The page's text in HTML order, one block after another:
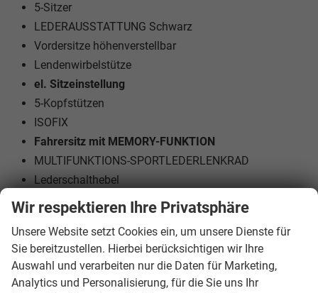
5-Sitzer
LEDERAUSSTATTUNG Schwarz
Vordersitze höhenverstellbar
Lendenwirbelstütze
el. Sitzeinstellung
5-Kopfstützen
ISOFIX
Fahrersitz mit MEMORY-FUNKTION
MULTIFUNKTIONS-SPORTLEDERLENKRAD
Lederschalthebel
Lenksäule höhenverstellbar
Schaltwippen am Lenkrad
Mittelarmlehne
Dekorleisten
teilbar klappbare Rücksitzbank
Wir respektieren Ihre Privatsphäre
Unsere Website setzt Cookies ein, um unsere Dienste für
Sie bereitzustellen. Hierbei berücksichtigen wir Ihre
Auswahl und verarbeiten nur die Daten für Marketing,
Analytics und Personalisierung, für die Sie uns Ihr